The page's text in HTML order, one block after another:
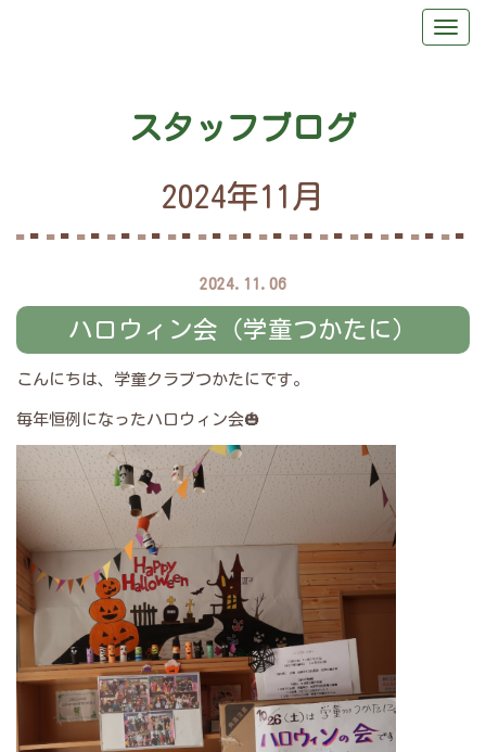
スタッフブログ
2024年11月
2024.11.06
ハロウィン会（学童つかたに）
こんにちは、学童クラブつかたにです。
毎年恒例になったハロウィン会🎃